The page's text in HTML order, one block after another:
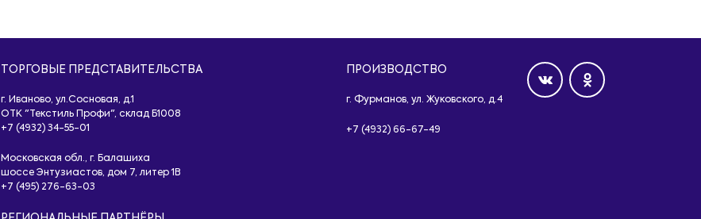
ТОРГОВЫЕ ПРЕДСТАВИТЕЛЬСТВА
г. Иваново, ул.Сосновая, д.1
ОТК "Текстиль Профи", склад Б1008
+7 (4932) 34-55-01
Московская обл., г. Балашиха
шоссе Энтузиастов, дом 7, литер 1B
+7 (495) 276-63-03
ПРОИЗВОДСТВО
г. Фурманов, ул. Жуковского, д.4
+7 (4932) 66-67-49